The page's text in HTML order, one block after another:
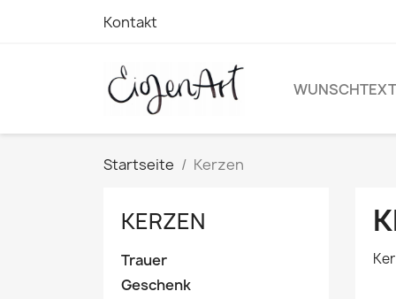
Kontakt
WUNSCHTEXT
Startseite Kerzen
KERZEN
Trauer
Geschenk